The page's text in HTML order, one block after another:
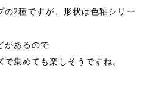
の2種ですが、形状は色釉シリー
があるので
集めても楽しそうですね。